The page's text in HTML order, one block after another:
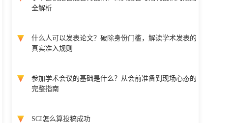
全解析
什么人可以发表论文？破除身份门槛，解读学术发表的
真实准入规则
参加学术会议的基础是什么？从会前准备到现场心态的
完整指南
SCI怎么算投稿成功